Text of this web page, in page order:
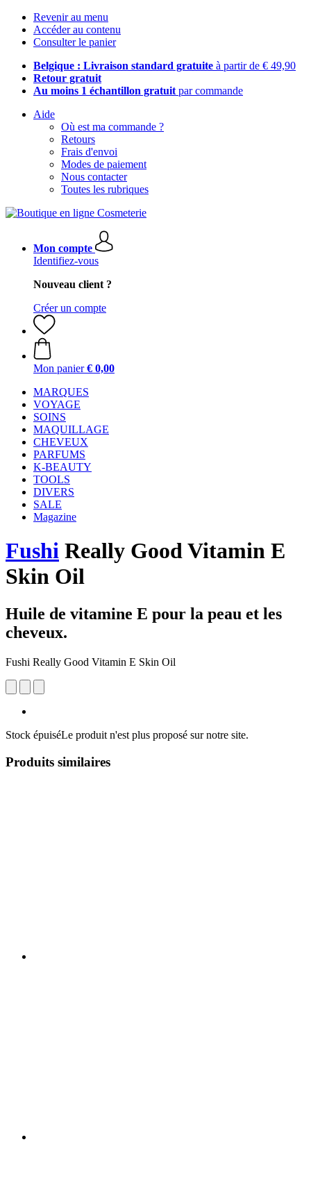
Revenir au menu
Accéder au contenu
Consulter le panier
Belgique : Livraison standard gratuite à partir de € 49,90
Retour gratuit
Au moins 1 échantillon gratuit par commande
Aide
Où est ma commande ?
Retours
Frais d'envoi
Modes de paiement
Nous contacter
Toutes les rubriques
Mon compte
Identifiez-vous
Nouveau client ?
Créer un compte
Mon panier € 0,00
MARQUES
VOYAGE
SOINS
MAQUILLAGE
CHEVEUX
PARFUMS
K-BEAUTY
TOOLS
DIVERS
SALE
Magazine
Fushi Really Good Vitamin E
Skin Oil
Huile de vitamine E pour la peau et les
cheveux.
Fushi Really Good Vitamin E Skin Oil
Stock épuiséLe produit n'est plus proposé sur notre site.
Produits similaires